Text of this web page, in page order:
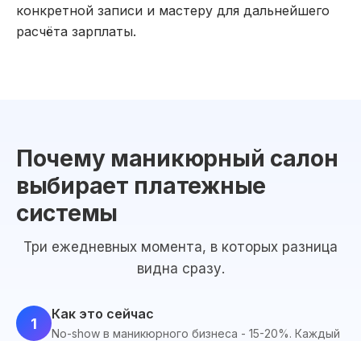
конкретной записи и мастеру для дальнейшего
расчёта зарплаты.
Почему маникюрный салон
выбирает платежные
системы
Три ежедневных момента, в которых разница
видна сразу.
1
Как это сейчас
No-show в маникюрного бизнеса - 15-20%. Каждый